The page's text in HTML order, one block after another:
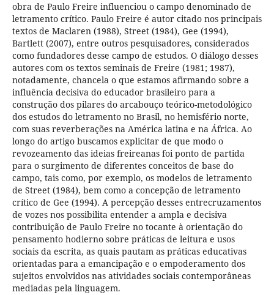
obra de Paulo Freire influenciou o campo denominado de
letramento crítico. Paulo Freire é autor citado nos principais
textos de Maclaren (1988), Street (1984), Gee (1994),
Bartlett (2007), entre outros pesquisadores, considerados
como fundadores desse campo de estudos. O diálogo desses
autores com os textos seminais de Freire (1981; 1987),
notadamente, chancela o que estamos afirmando sobre a
influência decisiva do educador brasileiro para a
construção dos pilares do arcabouço teórico-metodológico
dos estudos do letramento no Brasil, no hemisfério norte,
com suas reverberações na América latina e na África. Ao
longo do artigo buscamos explicitar de que modo o
revozeamento das ideias freireanas foi ponto de partida
para o surgimento de diferentes conceitos de base do
campo, tais como, por exemplo, os modelos de letramento
de Street (1984), bem como a concepção de letramento
crítico de Gee (1994). A percepção desses entrecruzamentos
de vozes nos possibilita entender a ampla e decisiva
contribuição de Paulo Freire no tocante à orientação do
pensamento hodierno sobre práticas de leitura e usos
sociais da escrita, as quais pautam as práticas educativas
orientadas para a emancipação e o empoderamento dos
sujeitos envolvidos nas atividades sociais contemporâneas
mediadas pela linguagem.